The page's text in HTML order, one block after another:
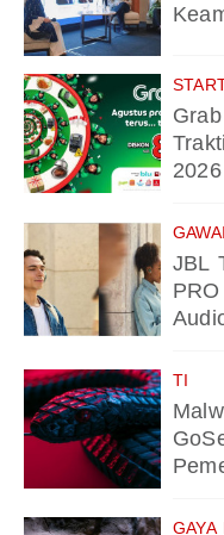
2026
GAWAI
JBL
TI
GAYA